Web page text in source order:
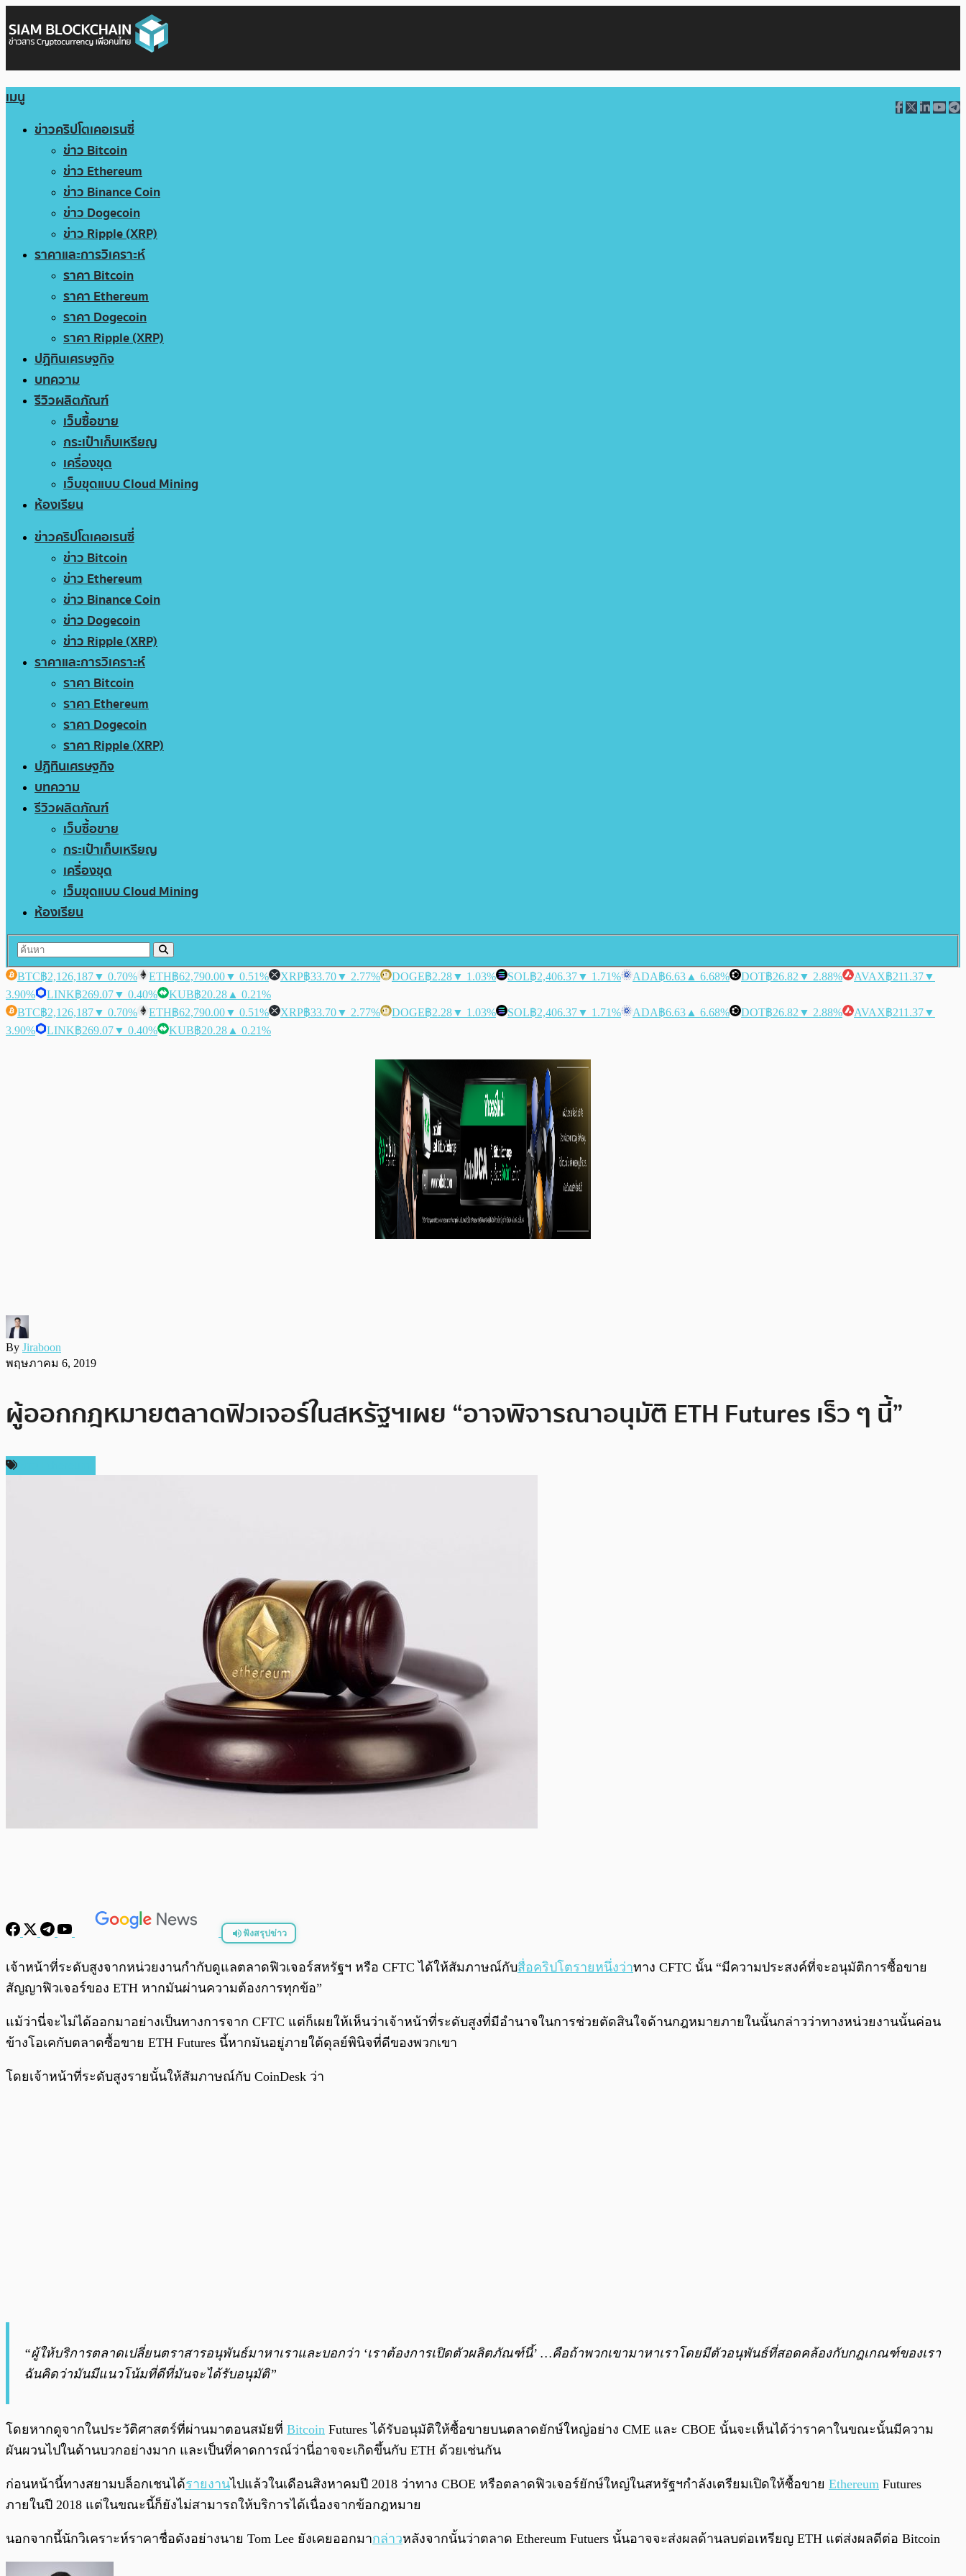
เมนู
ข่าวคริปโตเคอเรนซี่
ข่าว Bitcoin
ข่าว Ethereum
ข่าว Binance Coin
ข่าว Dogecoin
ข่าว Ripple (XRP)
ราคาและการวิเคราะห์
ราคา Bitcoin
ราคา Ethereum
ราคา Dogecoin
ราคา Ripple (XRP)
ปฏิทินเศรษฐกิจ
บทความ
รีวิวผลิตภัณฑ์
เว็บซื้อขาย
กระเป๋าเก็บเหรียญ
เครื่องขุด
เว็บขุดแบบ Cloud Mining
ห้องเรียน
ข่าวคริปโตเคอเรนซี่
ข่าว Bitcoin
ข่าว Ethereum
ข่าว Binance Coin
ข่าว Dogecoin
ข่าว Ripple (XRP)
ราคาและการวิเคราะห์
ราคา Bitcoin
ราคา Ethereum
ราคา Dogecoin
ราคา Ripple (XRP)
ปฏิทินเศรษฐกิจ
บทความ
รีวิวผลิตภัณฑ์
เว็บซื้อขาย
กระเป๋าเก็บเหรียญ
เครื่องขุด
เว็บขุดแบบ Cloud Mining
ห้องเรียน
BTC฿2,126,187▼ 0.70% ETH฿62,790.00▼ 0.51% XRP฿33.70▼ 2.77% DOGE฿2.28▼ 1.03% SOL฿2,406.37▼ 1.71% ADA฿6.63 ▲ 6.68% DOT฿26.82 ▼ 2.88% AVAX฿211.37▼
3.90%
LINK฿269.07▼ 0.40% KUB฿20.28 ▲ 0.21%
BTC฿2,126,187▼ 0.70% ETH฿62,790.00▼ 0.51% XRP฿33.70▼ 2.77% DOGE฿2.28▼ 1.03% SOL฿2,406.37▼ 1.71% ADA฿6.63 ▲ 6.68% DOT฿26.82 ▼ 2.88% AVAX฿211.37▼
3.90%
LINK฿269.07▼ 0.40% KUB฿20.28 ▲ 0.21%
By Jiraboon
พฤษภาคม 6, 2019
ผู้ออกกฎหมายตลาดฟิวเจอร์ในสหรัฐฯเผย “อาจพิจารณาอนุมัติ ETH Futures เร็ว ๆ นี้”
ฟังสรุปข่าว
พร้อมเล่น 0:00 /0:00
เจ้าหน้าที่ระดับสูงจากหน่วยงานกำกับดูแลตลาดฟิวเจอร์สหรัฐฯ หรือ CFTC ได้ให้สัมภาษณ์กับสื่อคริปโตรายหนึ่งว่าทาง CFTC นั้น “มีความประสงค์ที่จะอนุมัติการซื้อขาย
สัญญาฟิวเจอร์ของ ETH หากมันผ่านความต้องการทุกข้อ”
แม้ว่านี่จะไม่ได้ออกมาอย่างเป็นทางการจาก CFTC แต่ก็เผยให้เห็นว่าเจ้าหน้าที่ระดับสูงที่มีอำนาจในการช่วยตัดสินใจด้านกฎหมายภายในนั้นกล่าวว่าทางหน่วยงานนั้นค่อน
ข้างโอเคกับตลาดซื้อขาย ETH Futures นี้หากมันอยู่ภายใต้ดุลย์พินิจที่ดีของพวกเขา
โดยเจ้าหน้าที่ระดับสูงรายนั้นให้สัมภาษณ์กับ CoinDesk ว่า
“ผู้ให้บริการตลาดเปลี่ยนตราสารอนุพันธ์มาหาเราและบอกว่า ‘เราต้องการเปิดตัวผลิตภัณฑ์นี้’ …คือถ้าพวกเขามาหาเราโดยมีตัวอนุพันธ์ที่สอดคล้องกับกฎเกณฑ์ของเรา
ฉันคิดว่ามันมีแนวโน้มที่ดีที่มันจะได้รับอนุมัติ”
โดยหากดูจากในประวัติศาสตร์ที่ผ่านมาตอนสมัยที่ Bitcoin Futures ได้รับอนุมัติให้ซื้อขายบนตลาดยักษ์ใหญ่อย่าง CME และ CBOE นั้นจะเห็นได้ว่าราคาในขณะนั้นมีความ
ผันผวนไปในด้านบวกอย่างมาก และเป็นที่คาดการณ์ว่านี่อาจจะเกิดขึ้นกับ ETH ด้วยเช่นกัน
ก่อนหน้านี้ทางสยามบล็อกเชนได้รายงานไปแล้วในเดือนสิงหาคมปี 2018 ว่าทาง CBOE หรือตลาดฟิวเจอร์ยักษ์ใหญ่ในสหรัฐฯกำลังเตรียมเปิดให้ซื้อขาย Ethereum Futures
ภายในปี 2018 แต่ในขณะนี้ก็ยังไม่สามารถให้บริการได้เนื่องจากข้อกฎหมาย
นอกจากนี้นักวิเคราะห์ราคาชื่อดังอย่างนาย Tom Lee ยังเคยออกมากล่าวหลังจากนั้นว่าตลาด Ethereum Futuers นั้นอาจจะส่งผลด้านลบต่อเหรียญ ETH แต่ส่งผลดีต่อ Bitcoin